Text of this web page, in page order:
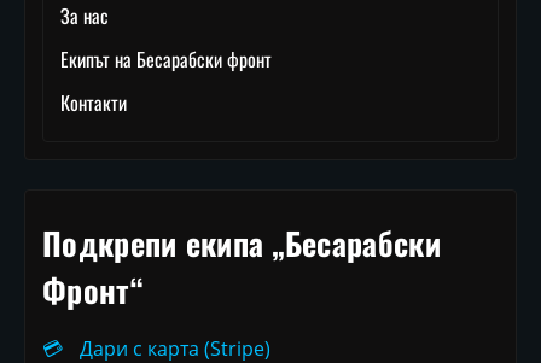
За нас
Екипът на Бесарабски фронт
Контакти
Подкрепи екипа „Бесарабски
Фронт“
💳 Дари с карта (Stripe)